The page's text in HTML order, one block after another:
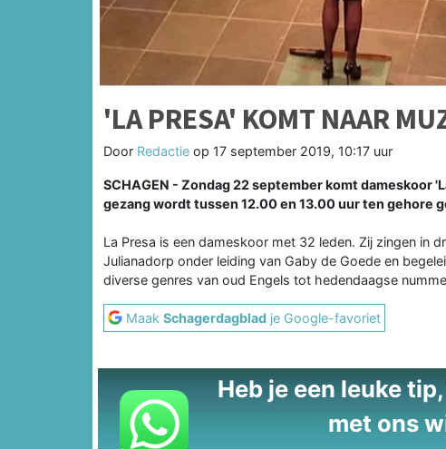
'LA PRESA' KOMT NAAR
Door Redactie op 17 september 2019, 10:17 uur
SCHAGEN - Zondag 22 september komt dameskoor
gezang wordt tussen 12.00 en 13.00 uur ten gehore
La Presa is een dameskoor met 32 leden. Zij zingen in
Julianadorp onder leiding van Gaby de Goede en
diverse genres van oud Engels tot hedendaagse
Maak Schagerdagblad je Google-favoriet
Heb je een leuke
met ons